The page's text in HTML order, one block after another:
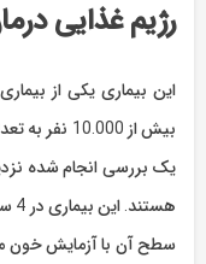
رژیم غذایی
این بیماری یکی از
بیش از
سطح آن با آزمایش خون